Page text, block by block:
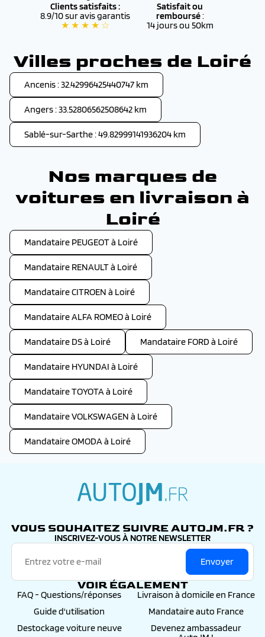
Clients satisfaits :
8.9/10 sur avis garantis
★ ★ ★ ★ ☆
Satisfait ou
remboursé:
14 jours ou 50km
Villes proches de Loiré
Ancenis : 32.42996425440747 km
Angers : 33.52806562508642 km
Sablé-sur-Sarthe : 49.82999141936204 km
Nos marques de
voitures en livraison à
Loiré
Mandataire PEUGEOT à Loiré
Mandataire RENAULT à Loiré
Mandataire CITROEN à Loiré
Mandataire ALFA ROMEO à Loiré
Mandataire DS à Loiré Mandataire FORD à Loiré
Mandataire HYUNDAI à Loiré
Mandataire TOYOTA à Loiré
Mandataire VOLKSWAGEN à Loiré
Mandataire OMODA à Loiré
VOUS SOUHAITEZ SUIVRE AUTOJM.FR ?
INSCRIVEZ-VOUS À NOTRE NEWSLETTER
Envoyer
VOIR ÉGALEMENT
FAQ - Questions/réponses
Livraison à domicile en France
Guide d'utilisation
Mandataire auto France
Destockage voiture neuve
Devenez ambassadeur